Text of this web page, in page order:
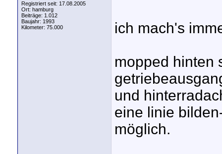
Registriert seit: 17.08.2005
Ort: hamburg
Beiträge: 1.012
Baujahr: 1993
Kilometer: 75.000
ich mach's
mopped hinten
und
eine linie
möglich.